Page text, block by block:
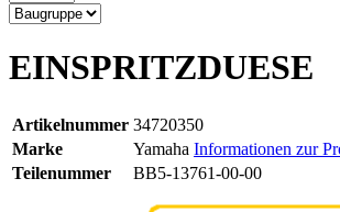
EINSPRITZDUESE
Artikelnummer 34720350
Marke
Yamaha Informationen zur
Teilenummer
BB5-13761-00-00